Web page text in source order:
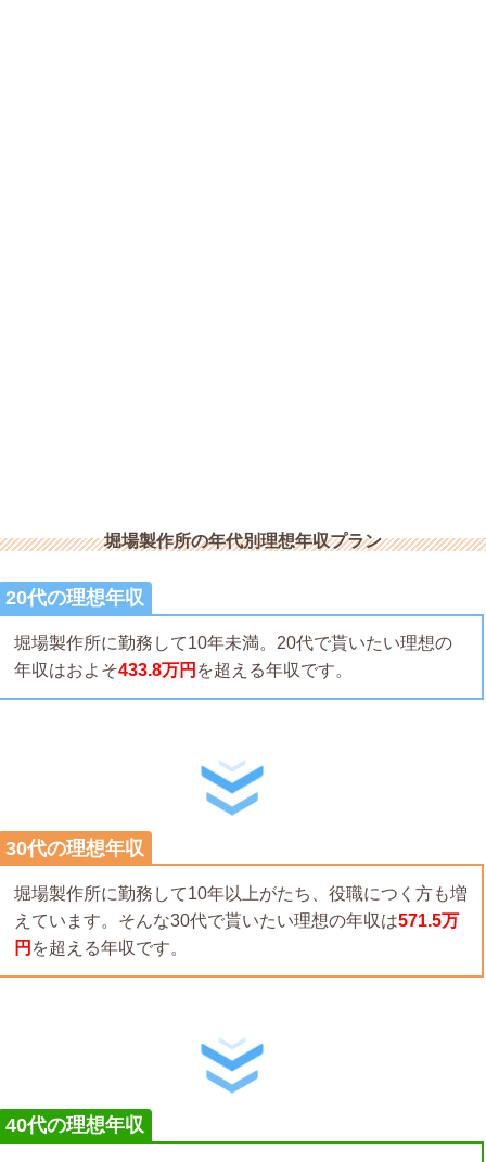
堀場製作所の年代別理想年収プラン
20代の理想年収
堀場製作所に勤務して10年未満。20代で貰いたい理想の
年収はおよそ433.8万円 を超える年収です。
30代の理想年収
堀場製作所に勤務して10年以上がたち、役職につく方も増
えています。そんな30代で貰いたい理想の年収は571.5万
円 を超える年収です。
40代の理想年収